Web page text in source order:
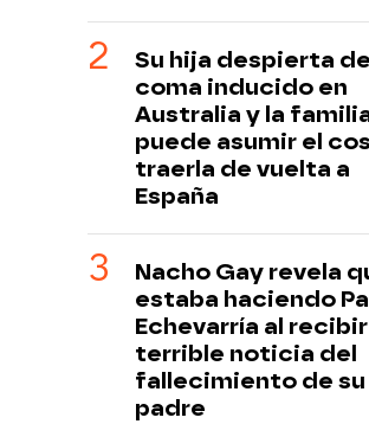
Su hija despierta
coma inducido en
Australia y la
puede asumir el
traerla de vuelta a
España
Nacho Gay revela
estaba haciendo
Echevarría al
terrible noticia del
fallecimiento de su
padre